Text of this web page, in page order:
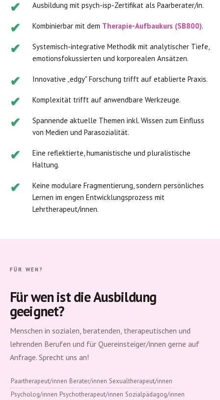
Ausbildung mit psych-isp-Zertifikat als Paarberater/in.
Kombinierbar mit dem Therapie-Aufbaukurs (SB800).
Systemisch-integrative Methodik mit analytischer Tiefe,
emotionsfokussierten und korporealen Ansätzen.
Innovative „edgy" Forschung trifft auf etablierte Praxis.
Komplexität trifft auf anwendbare Werkzeuge.
Spannende aktuelle Themen inkl. Wissen zum Einfluss
von Medien und Parasozialität.
Eine reflektierte, humanistische und pluralistische
Haltung.
Keine modulare Fragmentierung, sondern persönliches
Lernen im engen Entwicklungsprozess mit
Lehrtherapeut/innen.
FÜR WEN?
Für wen ist die Ausbildung
geeignet?
Menschen in sozialen, beratenden, therapeutischen und
lehrenden Berufen und für Quereinsteiger/innen gerne auf
Anfrage. Sprecht uns an!
Paartherapeut/innen Berater/innen Sexualtherapeut/innen
Psycholog/innen Psychotherapeut/innen Sozialpädagog/innen